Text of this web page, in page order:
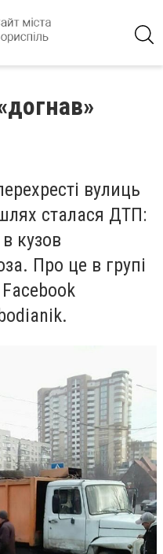
вулиць
сталася ДТП:
кузов
Про це в групі